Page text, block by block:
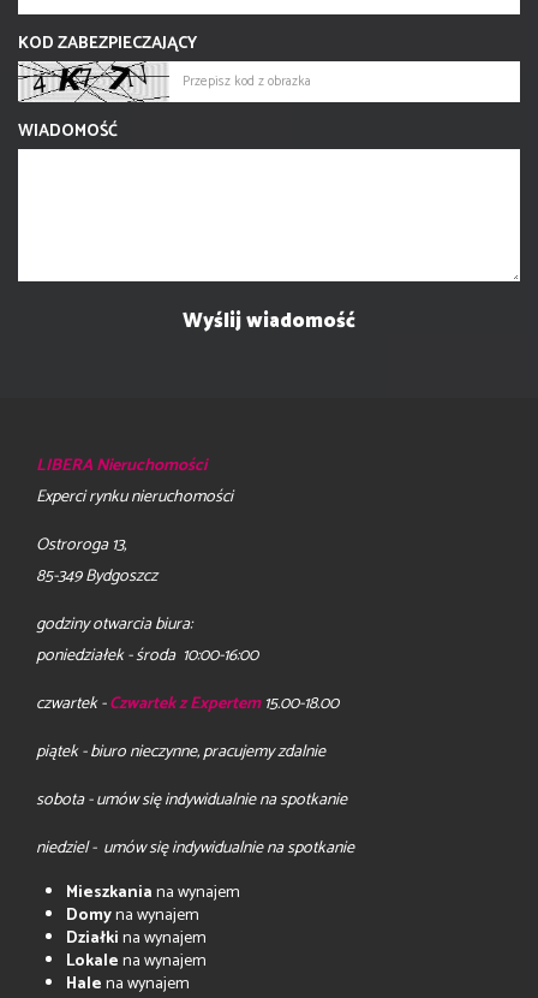
KOD ZABEZPIECZAJĄCY
WIADOMOŚĆ
LIBERA Nieruchomości
Experci rynku nieruchomości
Ostroroga 13,
85-349 Bydgoszcz
godziny otwarcia biura:
poniedziałek - środa 10:00-16:00
czwartek -Czwartek z Expertem15.00-18.00
piątek - biuro nieczynne, pracujemy zdalnie
sobota - umów się indywidualnie na spotkanie
niedziel - umów się indywidualnie na spotkanie
Mieszkaniana wynajem
Domyna wynajem
Działkina wynajem
Lokalena wynajem
Halena wynajem